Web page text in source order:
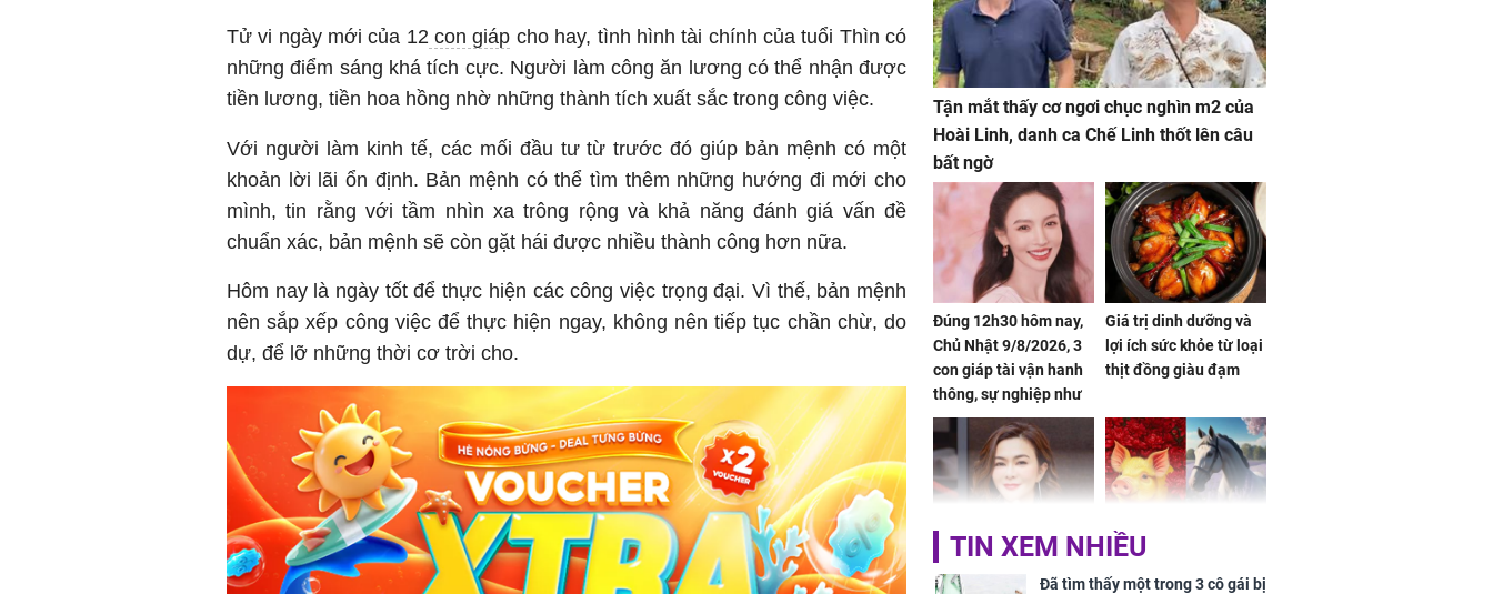
Tử vi ngày mới của 12 con giáp cho hay, tình hình tài chính của tuổi Thìn có
những điểm sáng khá tích cực. Người làm công ăn lương có thể nhận được
tiền lương, tiền hoa hồng nhờ những thành tích xuất sắc trong công việc.
Với người làm kinh tế, các mối đầu tư từ trước đó giúp bản mệnh có một
khoản lời lãi ổn định. Bản mệnh có thể tìm thêm những hướng đi mới cho
mình, tin rằng với tầm nhìn xa trông rộng và khả năng đánh giá vấn đề
chuẩn xác, bản mệnh sẽ còn gặt hái được nhiều thành công hơn nữa.
Hôm nay là ngày tốt để thực hiện các công việc trọng đại. Vì thế, bản mệnh
nên sắp xếp công việc để thực hiện ngay, không nên tiếp tục chần chừ, do
dự, để lỡ những thời cơ trời cho.
Tận mắt thấy cơ ngơi chục nghìn m2 của
Hoài Linh, danh ca Chế Linh thốt lên câu
bất ngờ
Đúng 12h30 hôm nay,
Chủ Nhật 9/8/2026, 3
con giáp tài vận hanh
thông, sự nghiệp như
'cá chép hóa Rồng', vét
cạn lộc lá trong thiên
hạ
Giá trị dinh dưỡng và
lợi ích sức khỏe từ loại
thịt đồng giàu đạm
'Đệ nhất mỹ nhân Hồng
Kông' Quan Chi Lâm
Tử vi tuần mới (từ 10
đến 16/8/2026), 3 con
TIN XEM NHIỀU
Đã tìm thấy một trong 3 cô gái bị